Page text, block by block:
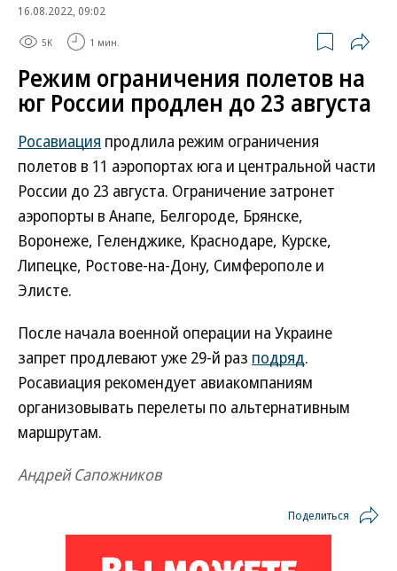
16.08.2022, 09:02
5K 1 мин.
Режим ограничения полетов на
юг России продлен до 23 августа
Росавиация продлила режим ограничения
полетов в 11 аэропортах юга и центральной части
России до 23 августа. Ограничение затронет
аэропорты в Анапе, Белгороде, Брянске,
Воронеже, Геленджике, Краснодаре, Курске,
Липецке, Ростове-на-Дону, Симферополе и
Элисте.
После начала военной операции на Украине
запрет продлевают уже 29-й раз подряд.
Росавиация рекомендует авиакомпаниям
организовывать перелеты по альтернативным
маршрутам.
Андрей Сапожников
Поделиться